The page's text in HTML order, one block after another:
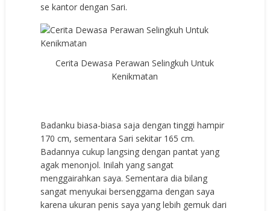
se kantor dengan Sari.
Cerita Dewasa Perawan Selingkuh Untuk
Kenikmatan
Badanku biasa-biasa saja dengan tinggi hampir
170 cm, sementara Sari sekitar 165 cm.
Badannya cukup langsing dengan pantat yang
agak menonjol. Inilah yang sangat
menggairahkan saya. Sementara dia bilang
sangat menyukai bersenggama dengan saya
karena ukuran penis saya yang lebih gemuk dari